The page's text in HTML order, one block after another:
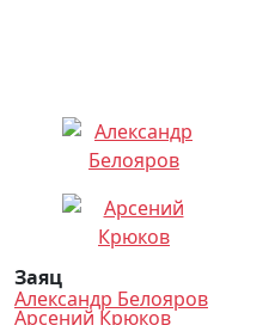
Заяц
Александр Белояров
Арсений Крюков